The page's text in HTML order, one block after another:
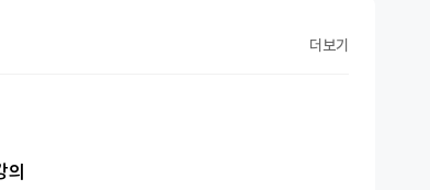
더보기
의